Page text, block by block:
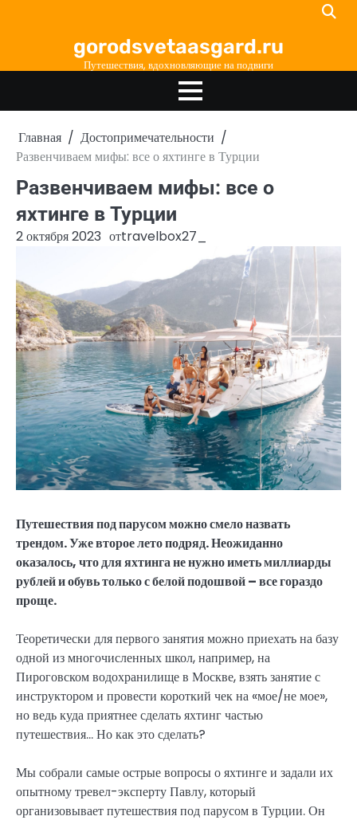
gorodsvetaasgard.ru
Путешествия, вдохновляющие на подвиги
Главная
Достопримечательности
Развенчиваем мифы: все о яхтинге в Турции
Развенчиваем мифы: все о
яхтинге в Турции
2 октября 2023 отtravelbox27_
Путешествия под парусом можно смело назвать
трендом. Уже второе лето подряд. Неожиданно
оказалось, что для яхтинга не нужно иметь миллиарды
рублей и обувь только с белой подошвой – все гораздо
проще.
Теоретически для первого занятия можно приехать на базу
одной из многочисленных школ, например, на
Пироговском водохранилище в Москве, взять занятие с
инструктором и провести короткий чек на «мое/не мое»,
но ведь куда приятнее сделать яхтинг частью
путешествия… Но как это сделать?
Мы собрали самые острые вопросы о яхтинге и задали их
опытному тревел-эксперту Павлу, который
организовывает путешествия под парусом в Турции. Он